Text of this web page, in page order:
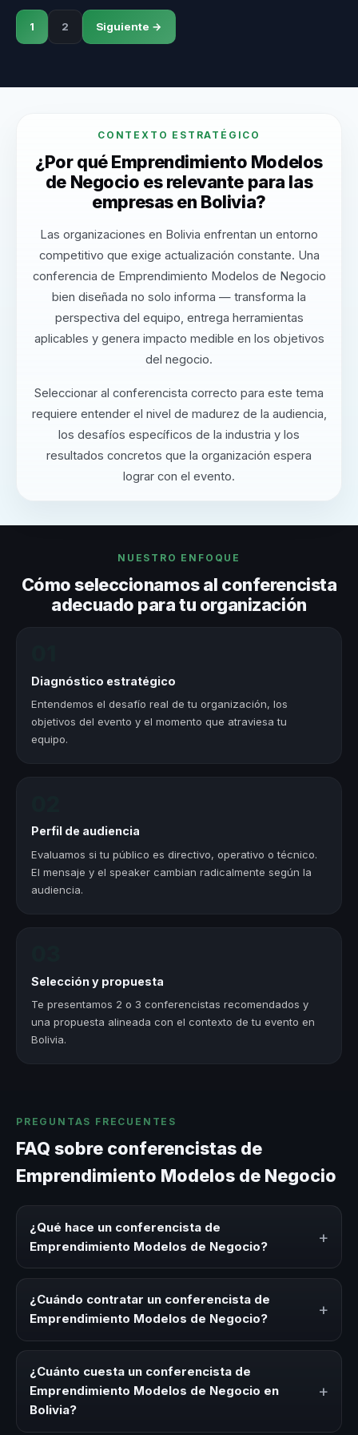
1 2 Siguiente →
CONTEXTO ESTRATÉGICO
¿Por qué Emprendimiento Modelos
de Negocio es relevante para las
empresas en Bolivia?
Las organizaciones en Bolivia enfrentan un entorno
competitivo que exige actualización constante. Una
conferencia de Emprendimiento Modelos de Negocio
bien diseñada no solo informa — transforma la
perspectiva del equipo, entrega herramientas
aplicables y genera impacto medible en los objetivos
del negocio.
Seleccionar al conferencista correcto para este tema
requiere entender el nivel de madurez de la audiencia,
los desafíos específicos de la industria y los
resultados concretos que la organización espera
lograr con el evento.
NUESTRO ENFOQUE
Cómo seleccionamos al conferencista
adecuado para tu organización
Diagnóstico estratégico
Entendemos el desafío real de tu organización, los
objetivos del evento y el momento que atraviesa tu
equipo.
Perfil de audiencia
Evaluamos si tu público es directivo, operativo o técnico.
El mensaje y el speaker cambian radicalmente según la
audiencia.
Selección y propuesta
Te presentamos 2 o 3 conferencistas recomendados y
una propuesta alineada con el contexto de tu evento en
Bolivia.
PREGUNTAS FRECUENTES
FAQ sobre conferencistas de
Emprendimiento Modelos de Negocio
¿Qué hace un conferencista de
Emprendimiento Modelos de Negocio?
+
Negocio es un experto que comparte conocimiento,
estrategias y experiencias sobre este tema en eventos
corporativos, convenciones y seminarios. Su objetivo es
generar reflexión, inspiración y herramientas aplicables
¿Cuándo contratar un conferencista de
Emprendimiento Modelos de Negocio?
+
Modelos de Negocio para kick-offs, convenciones
anuales, programas de desarrollo, eventos de integración
o cuando tu organización necesita impulsar un cambio
cultural relacionado con esta temática.
¿Cuánto cuesta un conferencista de
Emprendimiento Modelos de Negocio en
Bolivia?
+